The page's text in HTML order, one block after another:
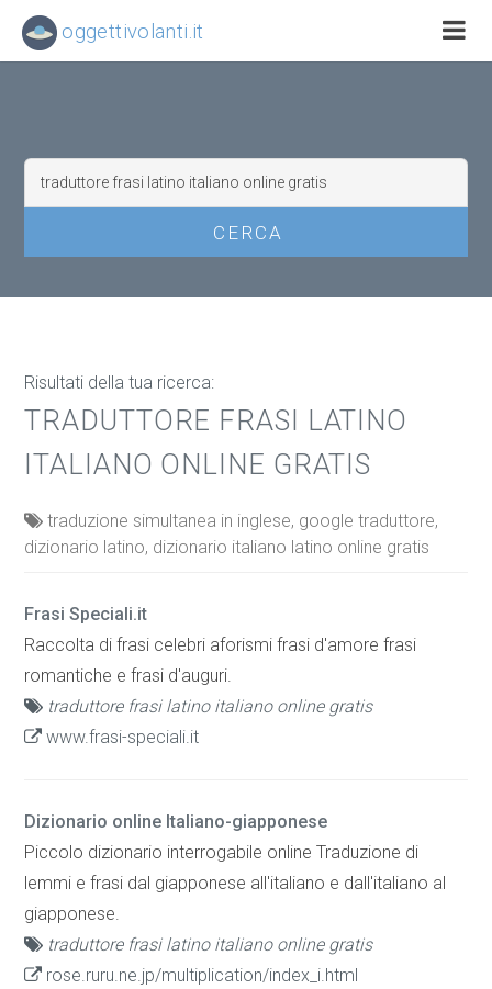
Risultati della tua ricerca:
TRADUTTORE FRASI LATINO
ITALIANO ONLINE GRATIS
traduzione simultanea in inglese, google traduttore,
dizionario latino, dizionario italiano latino online gratis
Frasi Speciali.it
Raccolta di frasi celebri aforismi frasi d'amore frasi
romantiche e frasi d'auguri.
traduttore frasi latino italiano online gratis
www.frasi-speciali.it
Dizionario online Italiano-giapponese
Piccolo dizionario interrogabile online Traduzione di
lemmi e frasi dal giapponese all'italiano e dall'italiano al
giapponese.
traduttore frasi latino italiano online gratis
rose.ruru.ne.jp/multiplication/index_i.html
oggettivolanti.it